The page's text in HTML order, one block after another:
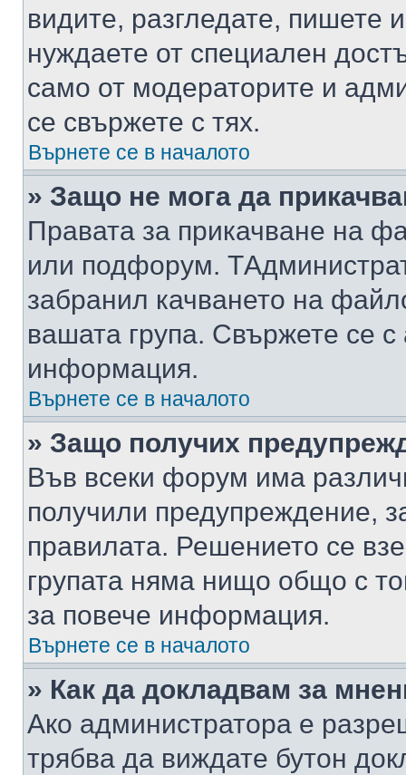
видите, разгледате, пишете
нуждаете от специален
само от модераторите и
се свържете с тях.
Върнете се в началото
» Защо не мога да
Правата за прикачване на
или подфорум.
забранил качването на
вашата група. Свържете се
информация.
Върнете се в началото
» Защо получих
Във всеки форум има
получили предупреждение,
правилата. Решението се
групата няма нищо общо с
за повече информация.
Върнете се в началото
» Как да докладвам за
Ако администратора е
трябва да виждате бутон